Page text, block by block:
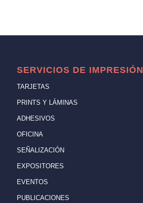
SERVICIOS DE IMPRESIÓN
TARJETAS
PRINTS Y LÁMINAS
ADHESIVOS
OFICINA
SEÑALIZACIÓN
EXPOSITORES
EVENTOS
PUBLICACIONES